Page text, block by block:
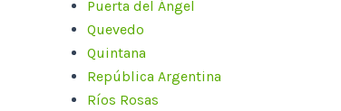
Puerta del Ángel
Quevedo
Quintana
República Argentina
Ríos Rosas